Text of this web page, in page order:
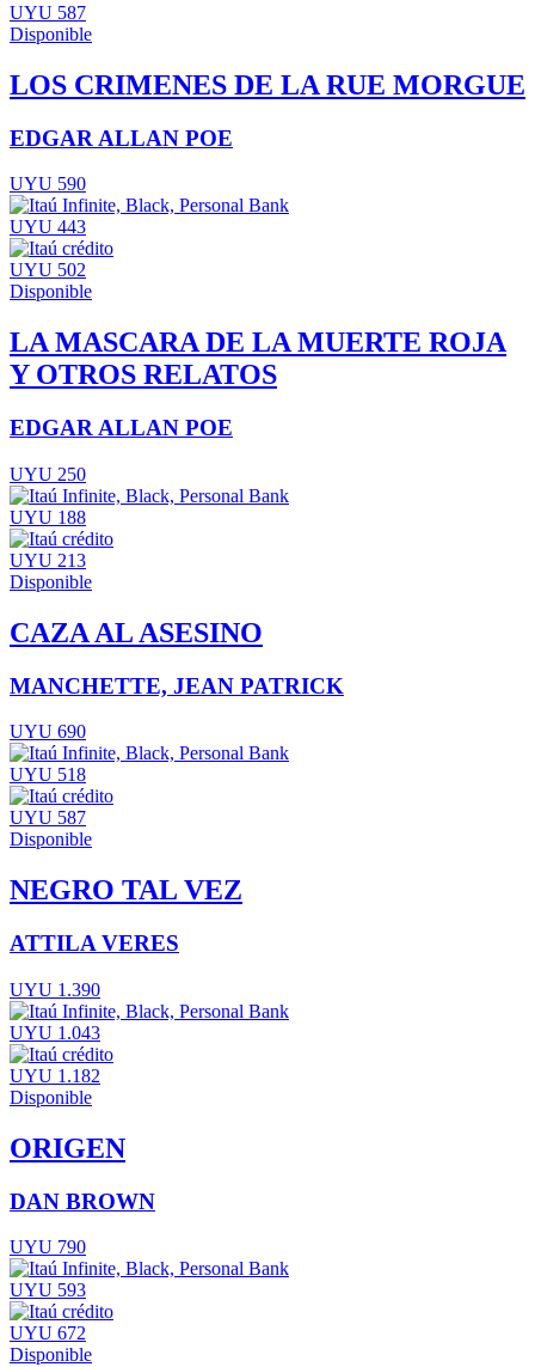
UYU 587
Disponible
LOS CRIMENES DE LA RUE MORGUE
EDGAR ALLAN POE
UYU 590
UYU 443
UYU 502
Disponible
LA MASCARA DE LA MUERTE ROJA
Y OTROS RELATOS
EDGAR ALLAN POE
UYU 250
UYU 188
UYU 213
Disponible
CAZA AL ASESINO
MANCHETTE, JEAN PATRICK
UYU 690
UYU 518
UYU 587
Disponible
NEGRO TAL VEZ
ATTILA VERES
UYU 1.390
UYU 1.043
UYU 1.182
Disponible
ORIGEN
DAN BROWN
UYU 790
UYU 593
UYU 672
Disponible